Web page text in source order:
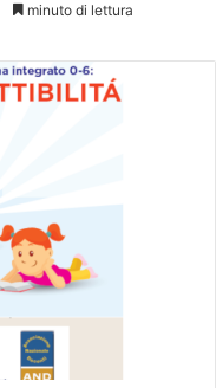
minuto di lettura